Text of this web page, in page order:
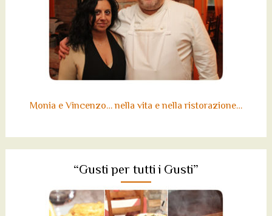
Monia e Vincenzo… nella vita e nella ristorazione…
“Gusti per tutti i Gusti”